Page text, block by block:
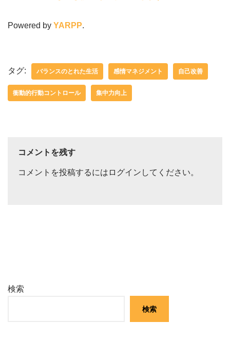
Powered by YARPP.
タグ: バランスのとれた生活 感情マネジメント 自己改善
衝動的行動コントロール 集中力向上
コメントを残す
コメントを投稿するには ログイン してください。
検索
検索